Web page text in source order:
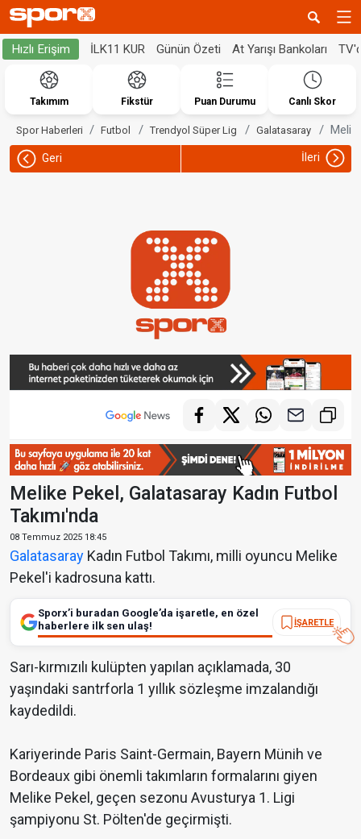
Hızlı Erişim İLK11 KUR Günün Özeti At Yarışı Bankoları
Takımım Fikstür Puan Durumu Canlı Skor
Spor Haberleri Futbol Trendyol Süper Lig Galatasaray
Geri İleri
Melike Pekel, Galatasaray Kadın Futbol
Takımı'nda
08 Temmuz 2025 18:45
Galatasaray Kadın Futbol Takımı, milli oyuncu Melike
Pekel'i kadrosuna kattı.
Sporx’i buradan Google’da işaretle, en özel
haberlere ilk sen ulaş!
İŞARETLE
Sarı-kırmızılı kulüpten yapılan açıklamada, 30
yaşındaki santrforla 1 yıllık sözleşme imzalandığı
kaydedildi.
Kariyerinde Paris Saint-Germain, Bayern Münih ve
Bordeaux gibi önemli takımların formalarını giyen
Melike Pekel, geçen sezonu Avusturya 1. Ligi
şampiyonu St. Pölten'de geçirmişti.